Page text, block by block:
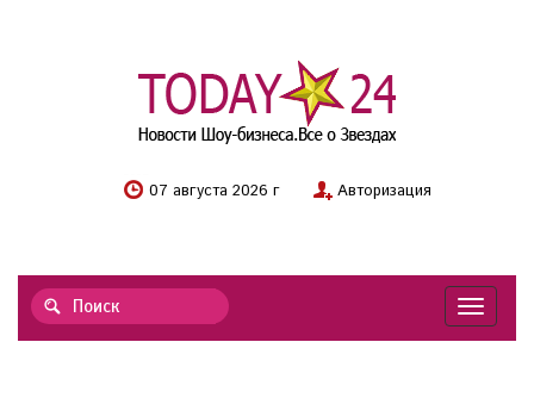
07 августа 2026 г Авторизация